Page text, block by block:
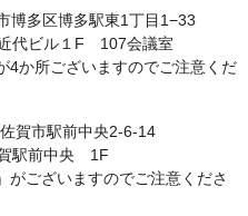
博多区博多駅東1丁目1−33
F 107会議室
か所ございますのでご注意くだ
佐賀市駅前中央2-6-14
中央 1F
ございますのでご注意くださ